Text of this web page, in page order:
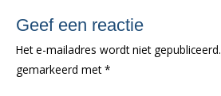
Geef een reactie
Het e-mailadres wordt niet gepubliceerd.
gemarkeerd met*